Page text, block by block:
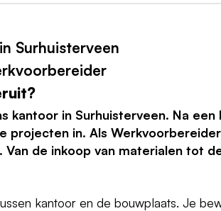
Surhuisterveen
kantoor in Surhuisterveen. Na
projecten in. Als
de inkoop van materialen tot
kantoor en de bouwplaats. Je